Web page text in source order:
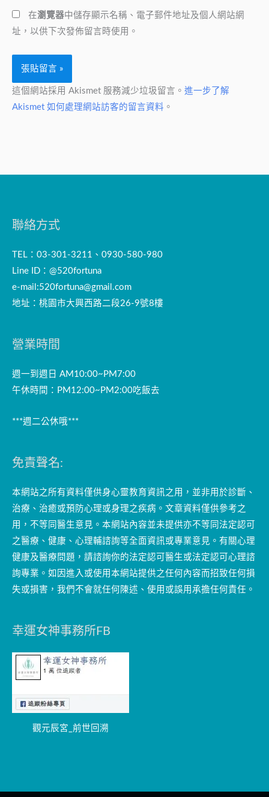
*
址
在瀏覽器中儲存顯示名稱、電子郵件地址及個人網站網
址，以供下次發佈留言時使用。
這個網站採用 Akismet 服務減少垃圾留言。 進一步了解
Akismet 如何處理網站訪客的留言資料 。
聯絡方式
TEL：03-301-3211、0930-580-980
Line ID：@520fortuna
e-mail:520fortuna@gmail.com
地址：桃園市大興西路二段26-9號8樓
營業時間
週一到週日 AM10:00~PM7:00
午休時間：PM12:00~PM2:00吃飯去
***週二公休哦***
免責聲名:
本網站之所有資料僅供身心靈教育資訊之用，並非用於診斷、
治療、治癒或預防心理或身理之疾病。文章資料僅供參考之
用，不等同醫生意見。本網站內容並未提供亦不等同法定認可
之醫療、健康、心理輔諮詢等全面資訊或專業意見。有關心理
健康及醫療問題，請諮詢你的法定認可醫生或法定認可心理諮
詢專業。如因進入或使用本網站提供之任何內容而招致任何損
失或損害，我們不會就任何陳述、使用或誤用承擔任何責任。
幸運女神事務所FB
觀元辰宮_前世回溯